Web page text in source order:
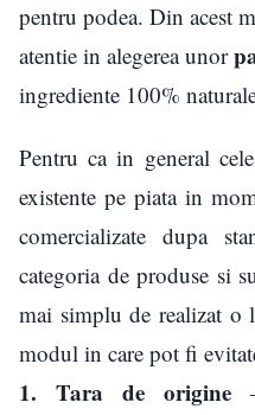
pentru podea. Din acest
atentie in alegerea unor
ingrediente 100%
Pentru ca in general
existente pe piata in
comercializate dupa
categoria de produse si
mai simplu de realizat o
modul in care pot fi
1. Tara de origine–